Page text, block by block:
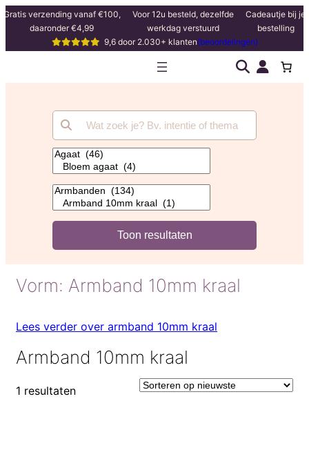
Gratis verzending vanaf €100,
daaronder €4,99
Voor 12u besteld, dezelfde
werkdag verstuurd
Cadeautje bij je
bestelling
9,6 door 2.030+ klanten(beoordelingen)
Vorm: Armband 10mm kraal
Lees verder over armband 10mm kraal
Armband 10mm kraal
1 resultaten